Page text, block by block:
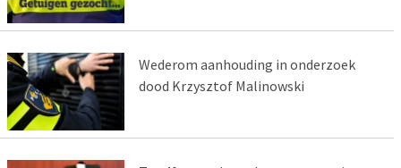
Wederom aanhouding in onderzoek
dood Krzysztof Malinowski